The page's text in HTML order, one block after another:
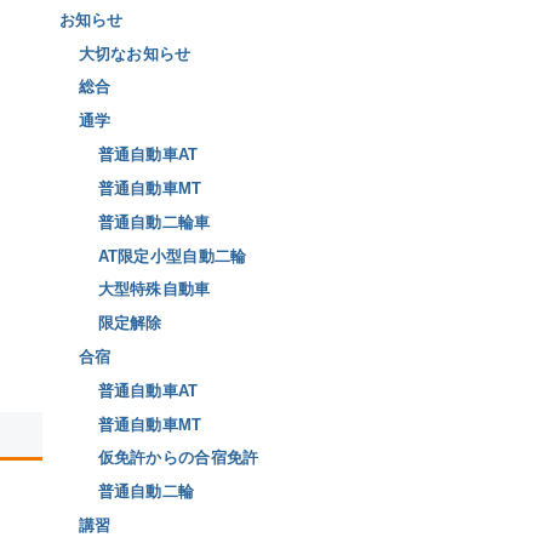
お知らせ
大切なお知らせ
総合
通学
普通自動車AT
普通自動車MT
普通自動二輪車
AT限定小型自動二輪
大型特殊自動車
限定解除
合宿
普通自動車AT
普通自動車MT
仮免許からの合宿免許
普通自動二輪
講習